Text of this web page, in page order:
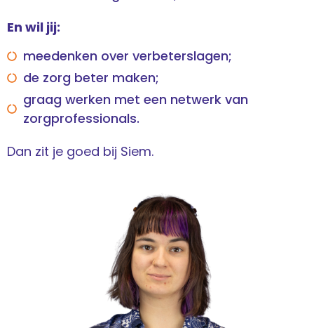
En wil jij:
meedenken over verbeterslagen;
de zorg beter maken;
graag werken met een netwerk van
zorgprofessionals.
Dan zit je goed bij Siem.